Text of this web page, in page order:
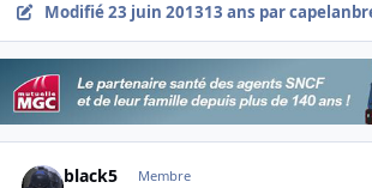
Modifié23 juin 201313 ans par
black5 Membre